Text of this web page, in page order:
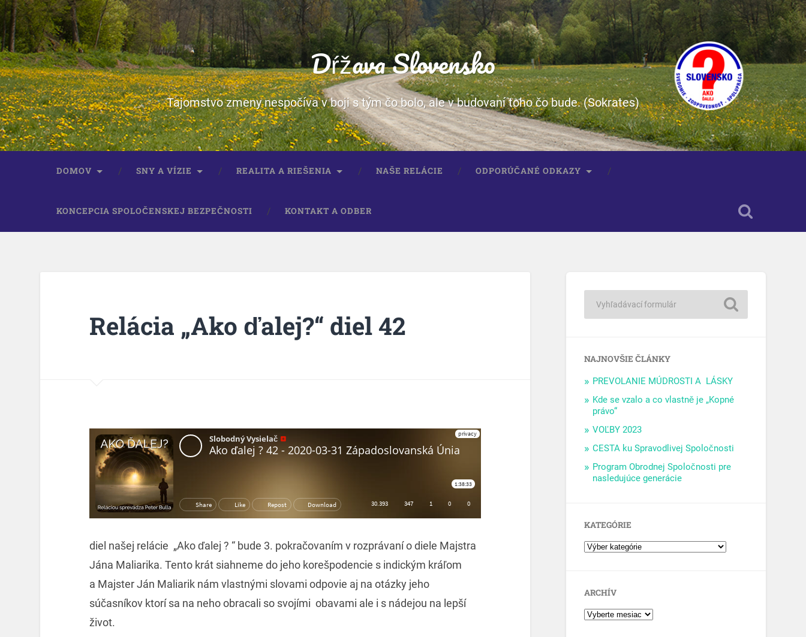
Dŕžava Slovensko
Tajomstvo zmeny nespočíva v boji s tým čo bolo, ale v budovaní toho čo bude. (Sokrates)
DOMOV SNY A VÍZIE REALITA A RIEŠENIA NAŠE RELÁCIE ODPORÚČANÉ ODKAZY
KONCEPCIA SPOLOČENSKEJ BEZPEČNOSTI KONTAKT A ODBER
Relácia „Ako ďalej?“ diel 42
diel našej relácie „Ako ďalej ? “ bude 3. pokračovaním v rozprávaní o diele Majstra
Jána Maliarika. Tento krát siahneme do jeho korešpodencie s indickým kráľom
a Majster Ján Maliarik nám vlastnými slovami odpovie aj na otázky jeho
súčasníkov ktorí sa na neho obracali so svojími obavami ale i s nádejou na lepší
život.
NAJNOVŠIE ČLÁNKY
PREVOLANIE MÚDROSTI A LÁSKY
Kde se vzalo a co vlastně je „Kopné
právo“
VOĽBY 2023
CESTA ku Spravodlivej Spoločnosti
Program Obrodnej Spoločnosti pre
nasledujúce generácie
KATEGÓRIE
ARCHÍV